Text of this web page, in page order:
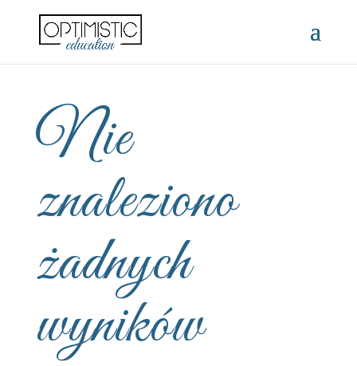
Nie
znaleziono
żadnych
wyników